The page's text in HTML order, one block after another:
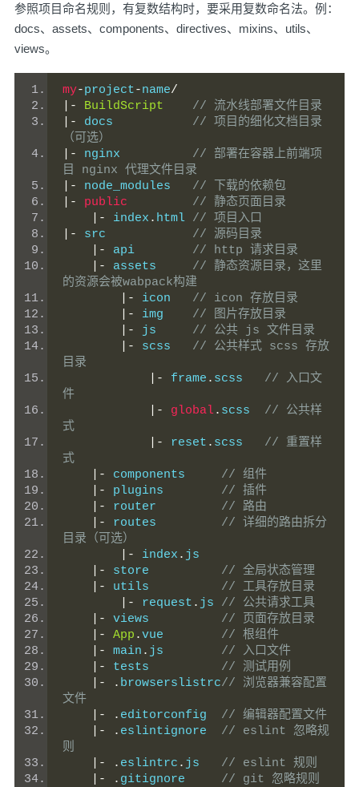
参照项目命名规则，有复数结构时，要采用复数命名法。例：
docs、assets、components、directives、mixins、utils、
views。
my-project-name/
|-
BuildScript
// 流水线部署文件目录
|-
docs // 项目的细化文档目录
（可选）
|-
nginx // 部署在容器上前端项
目 nginx 代理文件目录
|-
node_modules // 下载的依赖包
|-
public
// 静态页面目录
|-
index . html // 项目入口
|-
src // 源码目录
|-
api // http 请求目录
|-
assets // 静态资源目录，这里
的资源会被wabpack构建
|-
icon // icon 存放目录
|-
img // 图片存放目录
|-
js // 公共 js 文件目录
|-
scss // 公共样式 scss 存放
目录
|-
frame . scss // 入口文
件
|-
global. scss // 公共样
式
|-
reset . scss // 重置样
式
|-
components // 组件
|-
plugins // 插件
|-
router // 路由
|-
routes // 详细的路由拆分
目录（可选）
|-
index . js
|-
store // 全局状态管理
|-
utils // 工具存放目录
|-
request . js // 公共请求工具
|-
views // 页面存放目录
|-
App .vue // 根组件
|-
main . js // 入口文件
|-
tests // 测试用例
|-
. browserslistrc// 浏览器兼容配置
文件
|-
. editorconfig // 编辑器配置文件
|-
. eslintignore // eslint 忽略规
则
|-
. eslintrc . js // eslint 规则
|-
. gitignore // git 忽略规则